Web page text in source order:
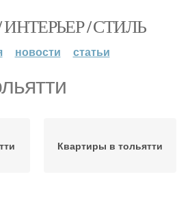
/ СТИЛЬ
новости статьи
Квартиры в тольятти